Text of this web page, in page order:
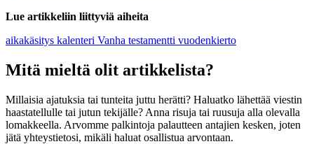
Lue artikkeliin liittyviä aiheita
aikakäsitys kalenteri Vanha testamentti vuodenkierto
Mitä mieltä olit artikkelista?
Millaisia ajatuksia tai tunteita juttu herätti? Haluatko lähettää viestin
haastatellulle tai jutun tekijälle? Anna risuja tai ruusuja alla olevalla
lomakkeella. Arvomme palkintoja palautteen antajien kesken, joten
jätä yhteystietosi, mikäli haluat osallistua arvontaan.